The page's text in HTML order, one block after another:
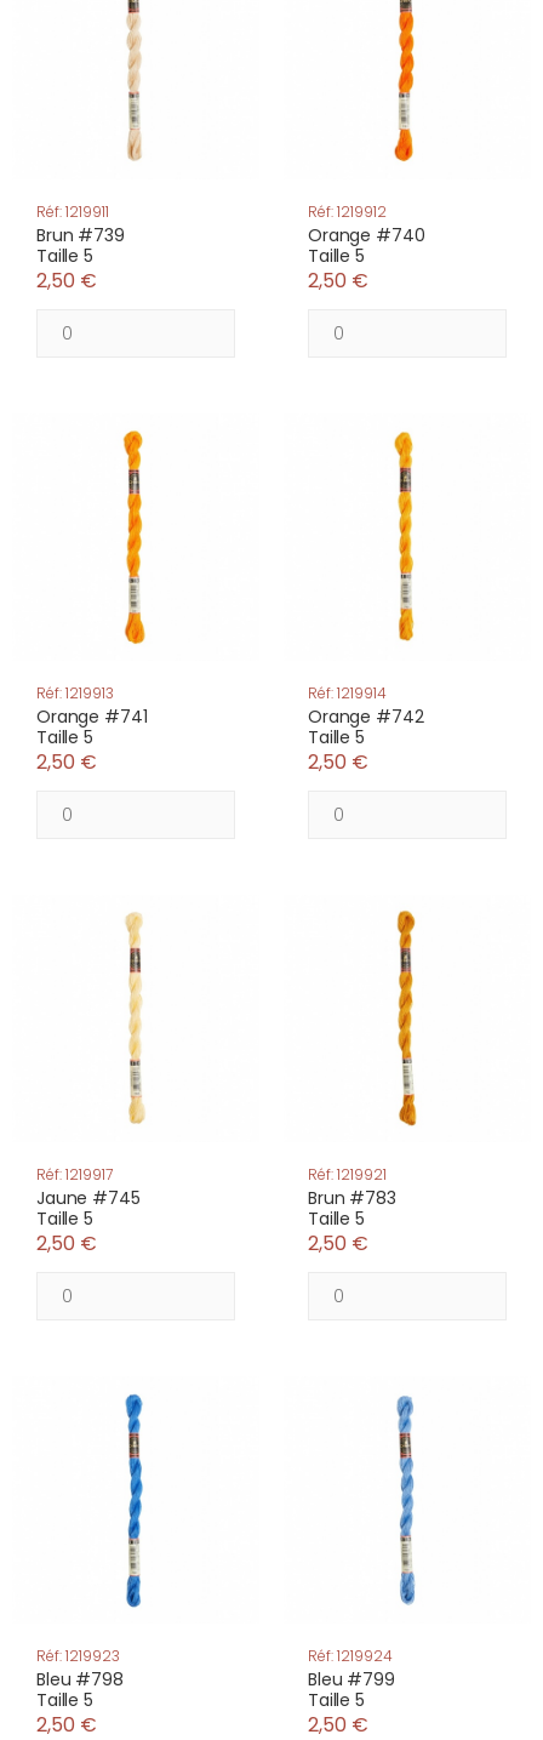
Réf: 1219911
Brun #739
Taille 5
2,50 €
Réf: 1219912
Orange #740
Taille 5
2,50 €
Réf: 1219913
Orange #741
Taille 5
2,50 €
Réf: 1219914
Orange #742
Taille 5
2,50 €
Réf: 1219917
Jaune #745
Taille 5
2,50 €
Réf: 1219921
Brun #783
Taille 5
2,50 €
Réf: 1219923
Bleu #798
Taille 5
2,50 €
Réf: 1219924
Bleu #799
Taille 5
2,50 €